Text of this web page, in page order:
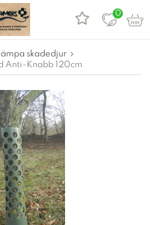
0
skadedjur
Anti-Knabb 120cm